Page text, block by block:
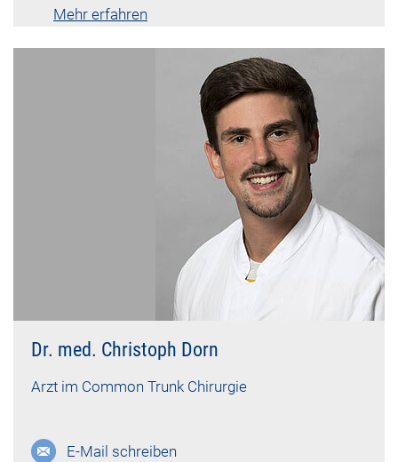
Mehr erfahren
Lebenslauf vk-4731
Dr. med. Christoph Dorn
Arzt im Common Trunk Chirurgie
E-Mail schreiben